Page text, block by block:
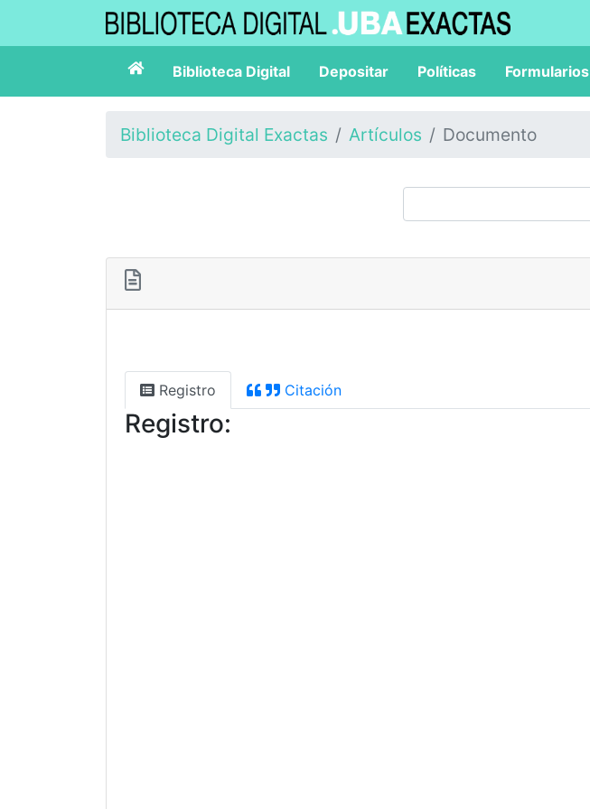
Biblioteca Digital Depositar Políticas Formularios
Biblioteca Digital Exactas Artículos Documento
Registro Citación
Registro: